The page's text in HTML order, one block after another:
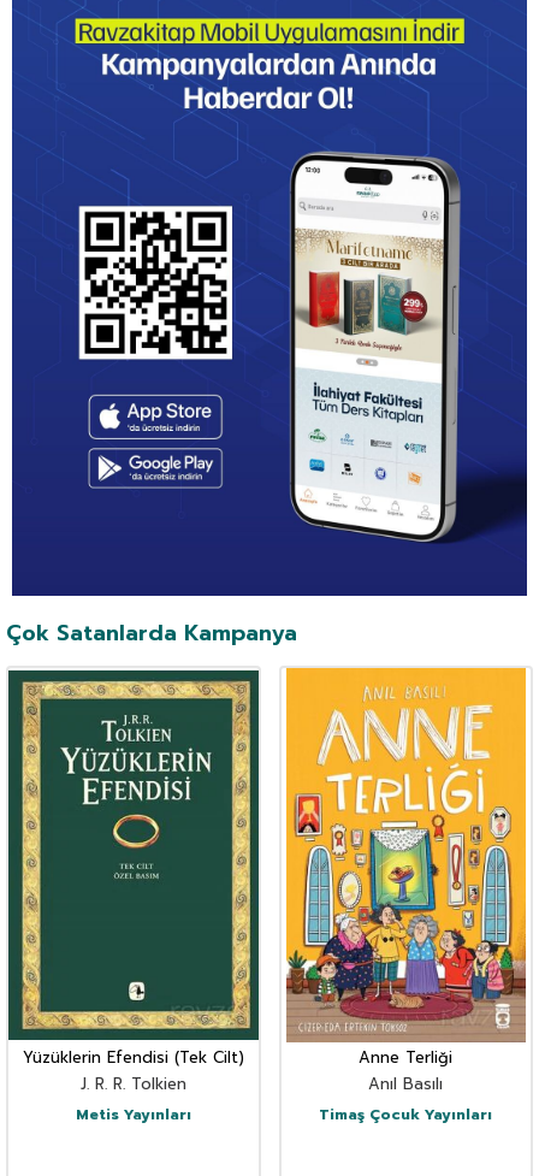
Çok Satanlarda Kampanya
Yüzüklerin Efendisi (Tek Cilt)
J. R. R. Tolkien
Metis Yayınları
Anne Terliği
Anıl Basılı
Timaş Çocuk Yayınları